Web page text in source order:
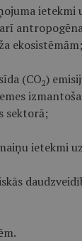
ekosistēmām;
(CO2)
sektorā;
ietekmi